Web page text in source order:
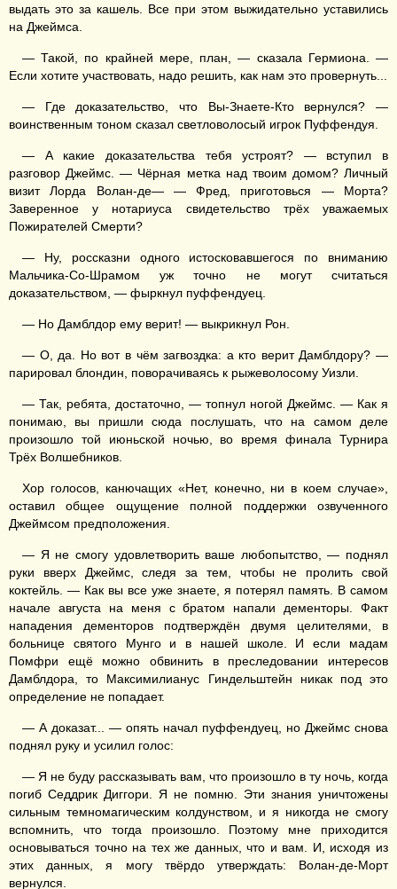
выдать это за кашель. Все при этом выжидательно уставились
на Джеймса.
— Такой, по крайней мере, план, — сказала Гермиона. —
Если хотите участвовать, надо решить, как нам это провернуть...
— Где доказательство, что Вы-Знаете-Кто вернулся? —
воинственным тоном сказал светловолосый игрок Пуффендуя.
— А какие доказательства тебя устроят? — вступил в
разговор Джеймс. — Чёрная метка над твоим домом? Личный
визит Лорда Волан-де— — Фред, приготовься — Морта?
Заверенное у нотариуса свидетельство трёх уважаемых
Пожирателей Смерти?
— Ну, россказни одного истосковавшегося по вниманию
Мальчика-Со-Шрамом уж точно не могут считаться
доказательством, — фыркнул пуффендуец.
— Но Дамблдор ему верит! — выкрикнул Рон.
— О, да. Но вот в чём загвоздка: а кто верит Дамблдору? —
парировал блондин, поворачиваясь к рыжеволосому Уизли.
— Так, ребята, достаточно, — топнул ногой Джеймс. — Как я
понимаю, вы пришли сюда послушать, что на самом деле
произошло той июньской ночью, во время финала Турнира
Трёх Волшебников.
Хор голосов, канючащих «Нет, конечно, ни в коем случае»,
оставил общее ощущение полной поддержки озвученного
Джеймсом предположения.
— Я не смогу удовлетворить ваше любопытство, — поднял
руки вверх Джеймс, следя за тем, чтобы не пролить свой
коктейль. — Как вы все уже знаете, я потерял память. В самом
начале августа на меня с братом напали дементоры. Факт
нападения дементоров подтверждён двумя целителями, в
больнице святого Мунго и в нашей школе. И если мадам
Помфри ещё можно обвинить в преследовании интересов
Дамблдора, то Максимилианус Гиндельштейн никак под это
определение не попадает.
— А доказат... — опять начал пуффендуец, но Джеймс снова
поднял руку и усилил голос:
— Я не буду рассказывать вам, что произошло в ту ночь, когда
погиб Седдрик Диггори. Я не помню. Эти знания уничтожены
сильным темномагическим колдунством, и я никогда не смогу
вспомнить, что тогда произошло. Поэтому мне приходится
основываться точно на тех же данных, что и вам. И, исходя из
этих данных, я могу твёрдо утверждать: Волан-де-Морт
вернулся.